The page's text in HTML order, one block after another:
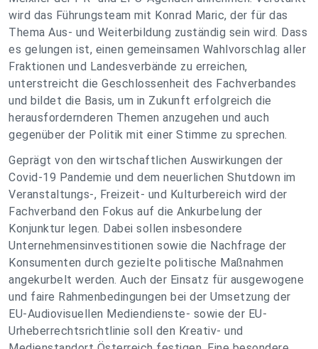
wird das Führungsteam mit Konrad Maric, der für das
Thema Aus- und Weiterbildung zuständig sein wird. Dass
es gelungen ist, einen gemeinsamen Wahlvorschlag aller
Fraktionen und Landesverbände zu erreichen,
unterstreicht die Geschlossenheit des Fachverbandes
und bildet die Basis, um in Zukunft erfolgreich die
herausfordernderen Themen anzugehen und auch
gegenüber der Politik mit einer Stimme zu sprechen.
Geprägt von den wirtschaftlichen Auswirkungen der
Covid-19 Pandemie und dem neuerlichen Shutdown im
Veranstaltungs-, Freizeit- und Kulturbereich wird der
Fachverband den Fokus auf die Ankurbelung der
Konjunktur legen. Dabei sollen insbesondere
Unternehmensinvestitionen sowie die Nachfrage der
Konsumenten durch gezielte politische Maßnahmen
angekurbelt werden. Auch der Einsatz für ausgewogene
und faire Rahmenbedingungen bei der Umsetzung der
EU-Audiovisuellen Mediendienste- sowie der EU-
Urheberrechtsrichtlinie soll den Kreativ- und